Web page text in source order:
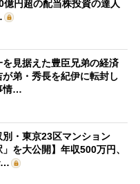
億円超の配当株投資の達人
を見据えた豊臣兄弟の経済
弟・秀長を紀伊に転封し
情…
別・東京23区マンション
」を大公開】年収500万円、
…